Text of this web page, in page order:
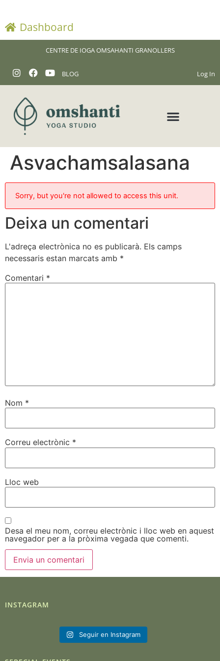
Dashboard
CENTRE DE IOGA OMSAHANTI GRANOLLERS
BLOG Log In
Asvachamsalasana
Sorry, but you're not allowed to access this unit.
Deixa un comentari
L'adreça electrònica no es publicarà. Els camps
necessaris estan marcats amb *
Comentari *
Nom *
Correu electrònic *
Lloc web
Desa el meu nom, correu electrònic i lloc web en aquest
navegador per a la pròxima vegada que comenti.
INSTAGRAM
Seguir en Instagram